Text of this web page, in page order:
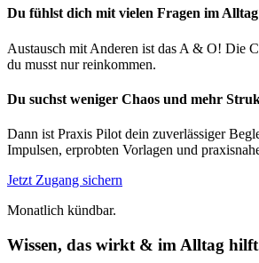
Du fühlst dich mit vielen Fragen im
Austausch mit Anderen ist das A & O! Die
du musst nur reinkommen.
Du suchst weniger Chaos und mehr
Dann ist Praxis Pilot dein zuverlässiger
Impulsen, erprobten Vorlagen und
Jetzt Zugang sichern
Monatlich kündbar.
Wissen, das wirkt & im Alltag